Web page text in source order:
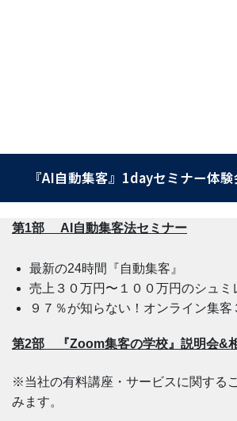
『AI自動集客』1dayセミナー体
第1部 AI自動集客法セミナー
最新の24時間『自動集客』
売上３０万円〜１００万円のシュミ
９７％が知らない！オンライン集客
第2部 『Zoom集客の学校』説明会&
※当社の有料講座・サービスに関する
みます。